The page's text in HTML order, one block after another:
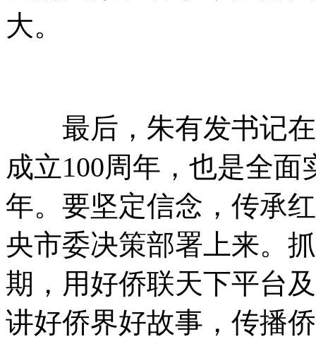
大。
最后，朱有发书记在
成立100周年，也是全面
年。要坚定信念，传承
央市委决策部署上来。
期，用好侨联天下平台
讲好侨界好故事，传播